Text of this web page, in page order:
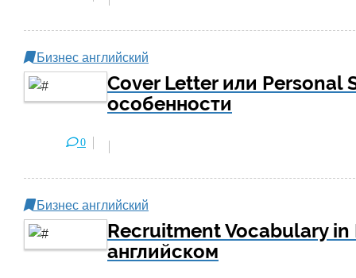
Бизнес английский
Cover Letter или Personal
особенности
0
Бизнес английский
Recruitment Vocabulary
английском